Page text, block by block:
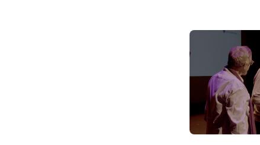
Imagen